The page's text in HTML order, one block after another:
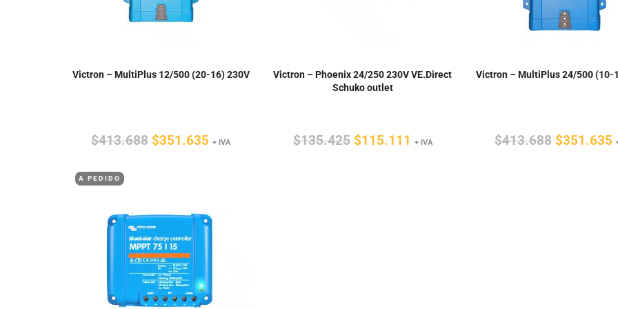
Victron – MultiPlus 12/500 (20-16) 230V
$413.688 El
$413.688.
$351.635 El
$351.635.
+ IVA
Victron – Phoenix 24/250 230V VE.Direct
Schuko outlet
$135.425 El
$115.111 El
+ IVA
Victron – MultiPlus 24/500 (10-
$413.688 El
$351.635
A PEDIDO